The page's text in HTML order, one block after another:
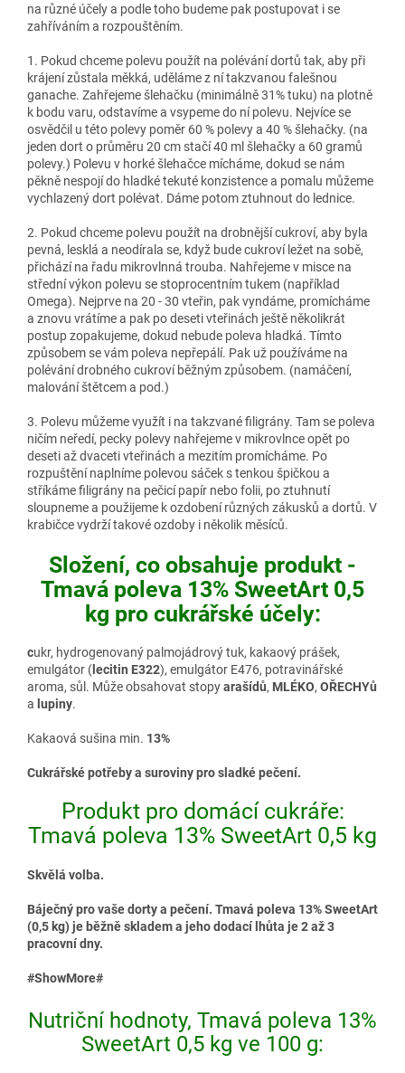
na různé účely a podle toho budeme pak postupovat i se
zahříváním a rozpouštěním.
1. Pokud chceme polevu použít na polévání dortů tak, aby při
krájení zůstala měkká, uděláme z ní takzvanou falešnou
ganache. Zahřejeme šlehačku (minimálně 31% tuku) na plotně
k bodu varu, odstavíme a vsypeme do ní polevu. Nejvíce se
osvědčil u této polevy poměr 60 % polevy a 40 % šlehačky. (na
jeden dort o průměru 20 cm stačí 40 ml šlehačky a 60 gramů
polevy.) Polevu v horké šlehačce mícháme, dokud se nám
pěkně nespojí do hladké tekuté konzistence a pomalu můžeme
vychlazený dort polévat. Dáme potom ztuhnout do lednice.
2. Pokud chceme polevu použít na drobnější cukroví, aby byla
pevná, lesklá a neodírala se, když bude cukroví ležet na sobě,
přichází na řadu mikrovlnná trouba. Nahřejeme v misce na
střední výkon polevu se stoprocentním tukem (například
Omega). Nejprve na 20 - 30 vteřin, pak vyndáme, promícháme
a znovu vrátíme a pak po deseti vteřinách ještě několikrát
postup zopakujeme, dokud nebude poleva hladká. Tímto
způsobem se vám poleva nepřepálí. Pak už používáme na
polévání drobného cukroví běžným způsobem. (namáčení,
malování štětcem a pod.)
3. Polevu můžeme využít i na takzvané filigrány. Tam se poleva
ničím neředí, pecky polevy nahřejeme v mikrovlnce opět po
deseti až dvaceti vteřinách a mezitím promícháme. Po
rozpuštění naplníme polevou sáček s tenkou špičkou a
stříkáme filigrány na pečicí papír nebo folii, po ztuhnutí
sloupneme a použijeme k ozdobení různých zákusků a dortů. V
krabičce vydrží takové ozdoby i několik měsíců.
Složení, co obsahuje produkt -
Tmavá poleva 13% SweetArt 0,5
kg pro cukrářské účely:
cukr, hydrogenovaný palmojádrový tuk, kakaový prášek,
emulgátor ( lecitin E322), emulgátor E476, potravinářské
aroma, sůl. Může obsahovat stopyarašídů, MLÉKO, OŘECHYů
a lupiny.
Kakaová sušina min. 13%
Cukrářské potřeby a suroviny pro sladké pečení.
Produkt pro domácí cukráře:
Tmavá poleva 13% SweetArt 0,5 kg
Skvělá volba.
Báječný pro vaše dorty a pečení. Tmavá poleva 13% SweetArt
(0,5 kg) je běžně skladem a jeho dodací lhůta je 2 až 3
pracovní dny.
#ShowMore#
Nutriční hodnoty, Tmavá poleva 13%
SweetArt 0,5 kg ve 100 g: